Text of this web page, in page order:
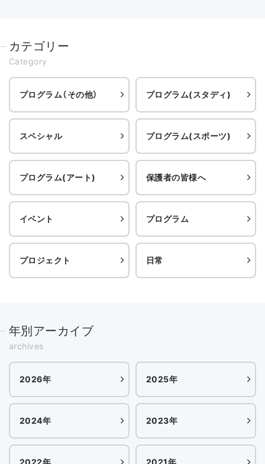
カテゴリー
Category
プログラム（その他） プログラム(スタディ)
スペシャル プログラム(スポーツ)
プログラム(アート) 保護者の皆様へ
イベント プログラム
プロジェクト 日常
年別アーカイブ
archives
2026年 2025年
2024年 2023年
2022年 2021年